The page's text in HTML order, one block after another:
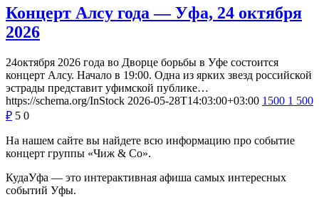
Концерт Алсу года — Уфа, 24 октября
2026
24октября 2026 года во Дворце борьбы в Уфе состоится
концерт Алсу. Начало в 19:00. Одна из ярких звезд российской
эстрады представит уфимской публике…
https://schema.org/InStock 2026-05-28T14:03:00+03:00 1500 1 500
₽ 5 0
На нашем сайте вы найдете всю информацию про событие
концерт группы «Чиж & Co».
КудаУфа — это интерактивная афиша самых интересных
событий Уфы.